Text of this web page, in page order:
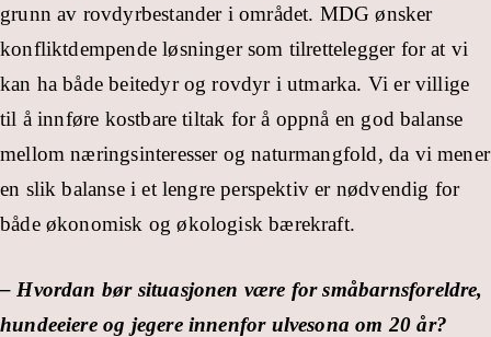
grunn av rovdyrbestander i området. MDG ønsker
konfliktdempende løsninger som tilrettelegger for at vi
kan ha både beitedyr og rovdyr i utmarka. Vi er villige
til å innføre kostbare tiltak for å oppnå en god balanse
mellom næringsinteresser og naturmangfold, da vi mener
en slik balanse i et lengre perspektiv er nødvendig for
både økonomisk og økologisk bærekraft.
– Hvordan bør situasjonen være for småbarnsforeldre,
hundeeiere og jegere innenfor ulvesona om 20 år?